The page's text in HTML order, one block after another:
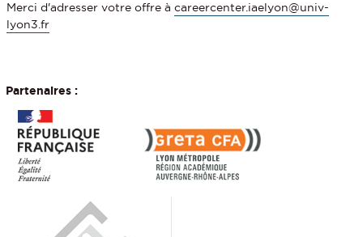
Merci d'adresser votre offre àcareercenter.iaelyon@univ-
lyon3.fr
Partenaires :